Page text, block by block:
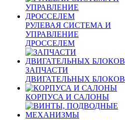
РУЛЕВАЯ СИСТЕМА И
УПРАВЛЕНИЕ
ДРОССЕЛЕМ
ЗАПЧАСТИ
ДВИГАТЕЛЬНЫХ БЛОКОВ
КОРПУСА И САЛОНЫ